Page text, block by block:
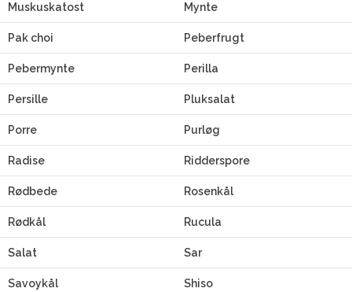
Muskuskatost Mynte
Pak choi Peberfrugt
Pebermynte Perilla
Persille Pluksalat
Porre Purløg
Radise Ridderspore
Rødbede Rosenkål
Rødkål Rucula
Salat Sar
Savoykål Shiso